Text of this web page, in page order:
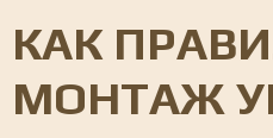
КАК
МОНТАЖ